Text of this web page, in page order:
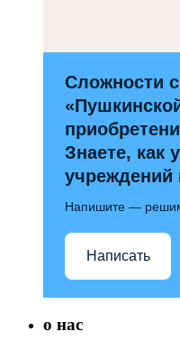
Сложности
Знаете, как
учреждений
Напишите —
Написать
о нас